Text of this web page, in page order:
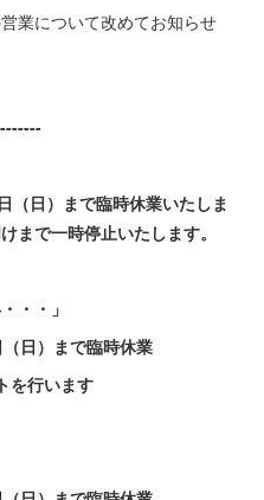
業について改めてお知らせ
（日）まで臨時休業いたしま
まで一時停止いたします。
・・」
日）まで臨時休業
を行います